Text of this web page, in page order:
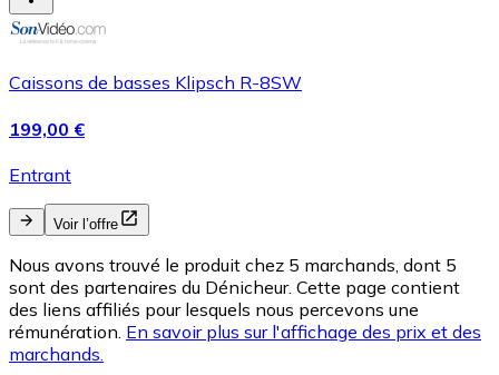
Caissons de basses Klipsch R-8SW
199,00 €
Entrant
Voir l’offre
Nous avons trouvé le produit chez 5 marchands, dont 5
sont des partenaires du Dénicheur. Cette page contient
des liens affiliés pour lesquels nous percevons une
rémunération. En savoir plus sur l'affichage des prix et des
marchands.